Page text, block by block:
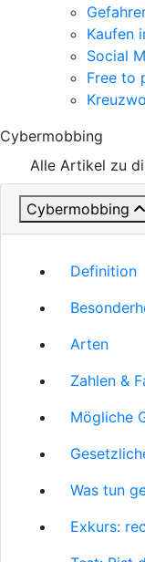
Kaufen
Social
Free to
Cybermobbing
Alle Artikel zu
Cybermobbing
Definition
Arten
Zahlen &
Mögliche
Was tun
Exkurs: